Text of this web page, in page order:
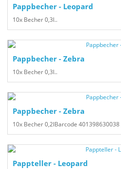
Pappbecher - Leopard
10x Becher 0,3l..
Pappbecher - Zebra
10x Becher 0,3l..
Pappbecher - Zebra
10x Becher 0,2lBarcode
Pappteller - Leopard